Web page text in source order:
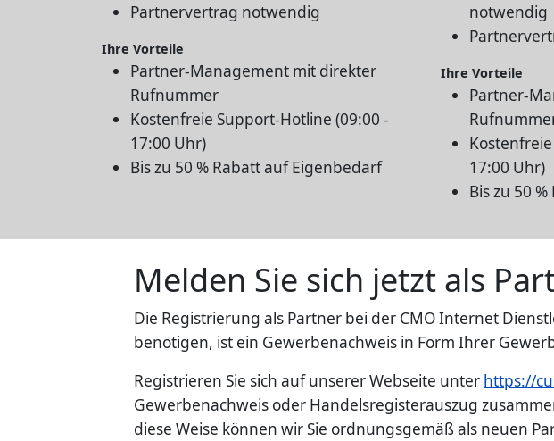
Partnervertrag notwendig
Ihre Vorteile
Partner-Management mit direkter
Rufnummer
Kostenfreie Support-Hotline (09:00 -
17:00 Uhr)
Bis zu 50 % Rabatt auf Eigenbedarf
notwendig
Ihre Vorteile
Partner-
17:00 Uhr)
Bis zu 50
Melden Sie sich jetzt als
Die Registrierung als Partner bei der CMO Internet
benötigen, ist ein Gewerbenachweis in Form Ihrer
Registrieren Sie sich auf unserer Webseite unter https://
Gewerbenachweis oder Handelsregisterauszug
diese Weise können wir Sie ordnungsgemäß als neuen